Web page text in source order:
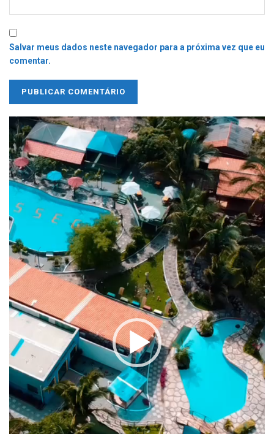
Salvar meus dados neste navegador para a próxima vez que eu
comentar.
Tocador
de
vídeo